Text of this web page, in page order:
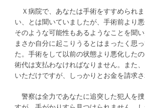
Ｘ病院で、あなたは手術をすすめられ
い、とは聞いていましたが、手術前より悪
そのような可能性もあるようなことを聞い
まさか自分に起こりうるとはまったく思
た。手術をして以前の状態より悪化した
術代は支払わなければなりません。また
いただけですが、しっかりとお金を請求さ
警察は全力であなたに追突した犯人を